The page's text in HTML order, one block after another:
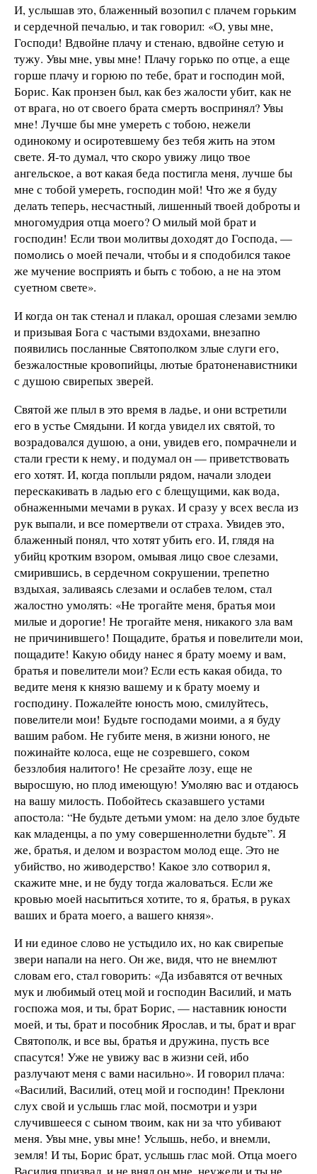
И, услышав это, блаженный возопил с плачем горьким
и сердечной печалью, и так говорил: «О, увы мне,
Господи! Вдвойне плачу и стенаю, вдвойне сетую и
тужу. Увы мне, увы мне! Плачу горько по отце, а еще
горше плачу и горюю по тебе, брат и господин мой,
Борис. Как пронзен был, как без жалости убит, как не
от врага, но от своего брата смерть воспринял? Увы
мне! Лучше бы мне умереть с тобою, нежели
одинокому и осиротевшему без тебя жить на этом
свете. Я-то думал, что скоро увижу лицо твое
ангельское, а вот какая беда постигла меня, лучше бы
мне с тобой умереть, господин мой! Что же я буду
делать теперь, несчастный, лишенный твоей доброты и
многомудрия отца моего? О милый мой брат и
господин! Если твои молитвы доходят до Господа, —
помолись о моей печали, чтобы и я сподобился такое
же мучение восприять и быть с тобою, а не на этом
суетном свете».
И когда он так стенал и плакал, орошая слезами землю
и призывая Бога с частыми вздохами, внезапно
появились посланные Святополком злые слуги его,
безжалостные кровопийцы, лютые братоненавистники
с душою свирепых зверей.
Святой же плыл в это время в ладье, и они встретили
его в устье Смядыни. И когда увидел их святой, то
возрадовался душою, а они, увидев его, помрачнели и
стали грести к нему, и подумал он — приветствовать
его хотят. И, когда поплыли рядом, начали злодеи
перескакивать в ладью его с блещущими, как вода,
обнаженными мечами в руках. И сразу у всех весла из
рук выпали, и все помертвели от страха. Увидев это,
блаженный понял, что хотят убить его. И, глядя на
убийц кротким взором, омывая лицо свое слезами,
смирившись, в сердечном сокрушении, трепетно
вздыхая, заливаясь слезами и ослабев телом, стал
жалостно умолять: «Не трогайте меня, братья мои
милые и дорогие! Не трогайте меня, никакого зла вам
не причинившего! Пощадите, братья и повелители мои,
пощадите! Какую обиду нанес я брату моему и вам,
братья и повелители мои? Если есть какая обида, то
ведите меня к князю вашему и к брату моему и
господину. Пожалейте юность мою, смилуйтесь,
повелители мои! Будьте господами моими, а я буду
вашим рабом. Не губите меня, в жизни юного, не
пожинайте колоса, еще не созревшего, соком
беззлобия налитого! Не срезайте лозу, еще не
выросшую, но плод имеющую! Умоляю вас и отдаюсь
на вашу милость. Побойтесь сказавшего устами
апостола: “Не будьте детьми умом: на дело злое будьте
как младенцы, а по уму совершеннолетни будьте”. Я
же, братья, и делом и возрастом молод еще. Это не
убийство, но живодерство! Какое зло сотворил я,
скажите мне, и не буду тогда жаловаться. Если же
кровью моей насытиться хотите, то я, братья, в руках
ваших и брата моего, а вашего князя».
И ни единое слово не устыдило их, но как свирепые
звери напали на него. Он же, видя, что не внемлют
словам его, стал говорить: «Да избавятся от вечных
мук и любимый отец мой и господин Василий, и мать
госпожа моя, и ты, брат Борис, — наставник юности
моей, и ты, брат и пособник Ярослав, и ты, брат и враг
Святополк, и все вы, братья и дружина, пусть все
спасутся! Уже не увижу вас в жизни сей, ибо
разлучают меня с вами насильно». И говорил плача:
«Василий, Василий, отец мой и господин! Преклони
слух свой и услышь глас мой, посмотри и узри
случившееся с сыном твоим, как ни за что убивают
меня. Увы мне, увы мне! Услышь, небо, и внемли,
земля! И ты, Борис брат, услышь глас мой. Отца моего